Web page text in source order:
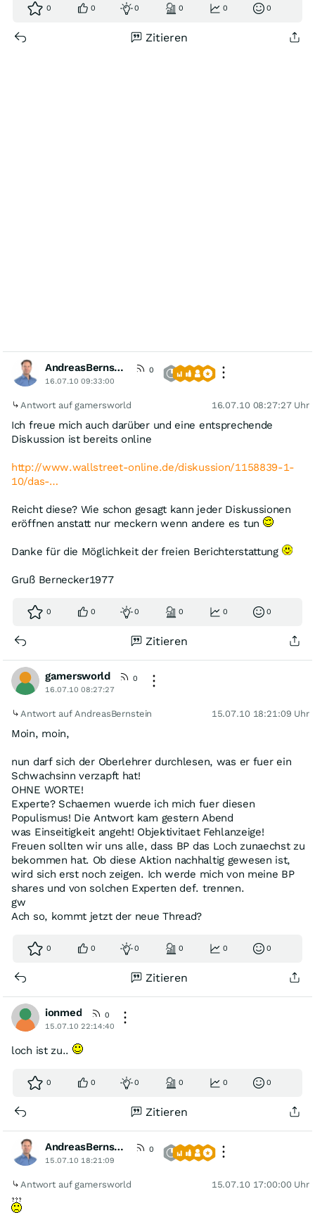
0 0 0 0 0 0
Zitieren
AndreasBernstein [VIP]
0
16.07.10 09:33:00
Antwort auf gamersworld 16.07.10 08:27:27 Uhr
Ich freue mich auch darüber und eine entsprechende
Diskussion ist bereits online
http://www.wallstreet-online.de/diskussion/1158839-1-
10/das-…
Reicht diese? Wie schon gesagt kann jeder Diskussionen
eröffnen anstatt nur meckern wenn andere es tun
Danke für die Möglichkeit der freien Berichterstattung
Gruß Bernecker1977
0 0 0 0 0 0
Zitieren
gamersworld
0
16.07.10 08:27:27
Antwort auf AndreasBernstein 15.07.10 18:21:09 Uhr
Moin, moin,
nun darf sich der Oberlehrer durchlesen, was er fuer ein
Schwachsinn verzapft hat!
OHNE WORTE!
Experte? Schaemen wuerde ich mich fuer diesen
Populismus! Die Antwort kam gestern Abend
was Einseitigkeit angeht! Objektivitaet Fehlanzeige!
Freuen sollten wir uns alle, dass BP das Loch zunaechst zu
bekommen hat. Ob diese Aktion nachhaltig gewesen ist,
wird sich erst noch zeigen. Ich werde mich von meine BP
shares und von solchen Experten def. trennen.
gw
Ach so, kommt jetzt der neue Thread?
0 0 0 0 0 0
Zitieren
ionmed
0
15.07.10 22:14:40
loch ist zu..
0 0 0 0 0 0
Zitieren
AndreasBernstein [VIP]
0
15.07.10 18:21:09
Antwort auf gamersworld 15.07.10 17:00:00 Uhr